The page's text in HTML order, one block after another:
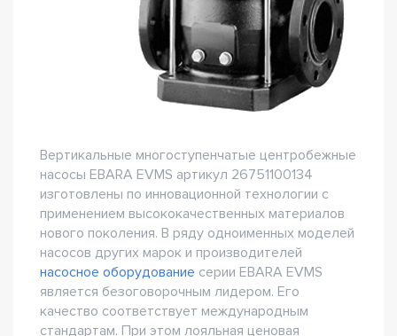
Вертикальные многоступенчатые центробежные
насосы EBARA EVMS артикул 26751100134
изготовлены по инновационной технологии с
применением высококачественных материалов
нового поколения. В ряду одноименных моделей
насосов других марок и производителей
насосное оборудование серии EBARA EVMS
является безоговорочным лидером. Его
качество соответствует международным
стандартам. При этом лояльная ценовая